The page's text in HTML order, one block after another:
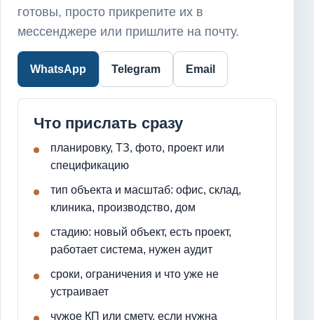
готовы, просто прикрепите их в
мессенджере или пришлите на почту.
WhatsApp Telegram Email
Что прислать сразу
планировку, ТЗ, фото, проект или
спецификацию
тип объекта и масштаб: офис, склад,
клиника, производство, дом
стадию: новый объект, есть проект,
работает система, нужен аудит
сроки, ограничения и что уже не
устраивает
чужое КП или смету, если нужна